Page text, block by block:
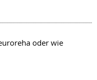
oder wie